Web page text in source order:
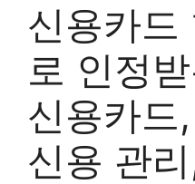
신용카드
로 인정받
신용카드
신용 관